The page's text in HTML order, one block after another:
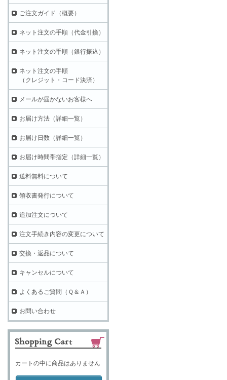
ご注文ガイド（概要）
ネット注文の手順（代金引換）
ネット注文の手順（銀行振込）
ネット注文の手順
（クレジット・コード決済）
メールが届かないお客様へ
お届け方法（詳細一覧）
お届け日数（詳細一覧）
お届け時間帯指定（詳細一覧）
送料無料について
領収書発行について
追加注文について
注文手続き内容の変更について
交換・返品について
キャンセルについて
よくあるご質問（Ｑ＆Ａ）
お問い合わせ
カートの中に商品はありません